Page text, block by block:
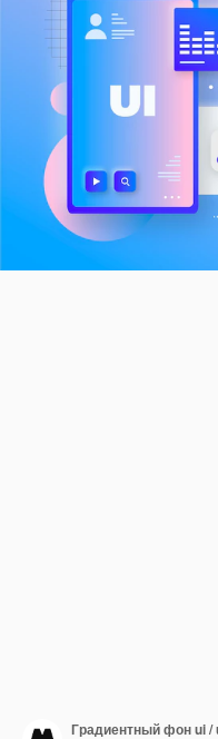
Градиентный фон ui /